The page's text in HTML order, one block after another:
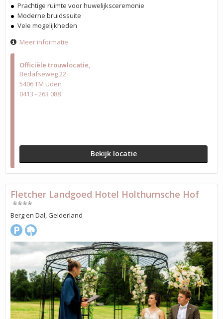
Officiële trouwlocatie
Bedafseweg 22
5406 TM Uden
0413 - 263 088
Bekijk locatie
Prachtige ruimte voor huwelijksceremonie
Moderne bruidssuite
Vele mogelijkheden
Meer informatie
Fletcher Landgoed Hotel Holthurnsche Hof
****
Berg en Dal, Gelderland